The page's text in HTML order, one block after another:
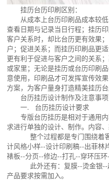
挂历台历印刷区别：
从成本上台历印刷品成本较
查看日期与记录当日行程；挂历
客户关系时，却比台历更有效果
户；促进关系；而挂历印刷品更
更有利于促进与客户之间的关系
或家里；无论是挂历或台历印刷
意使用，印刷品才可发挥宣传效
方案，为客户量身打造精美挂历台
台历挂历设计制作及注意事项
一. 台历挂历设计要求
专版台历挂历是相对于通用
求进行单独的设计、制作。内容
整个过程都是专门围绕着
计风格小样--设计印刷稿--出菲林
裱板--分页--修边--打孔--穿环压环
此外还有：复膜--烫金银--
产品要求按需加入。